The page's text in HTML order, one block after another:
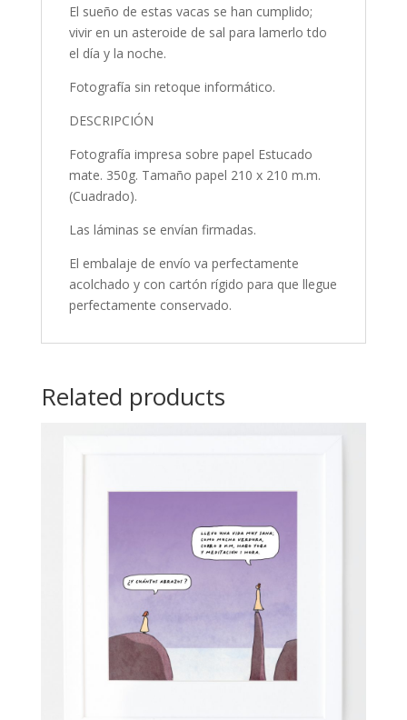
El sueño de estas vacas se han cumplido;
vivir en un asteroide de sal para lamerlo tdo
el día y la noche.
Fotografía sin retoque informático.
DESCRIPCIÓN
Fotografía impresa sobre papel Estucado
mate. 350g. Tamaño papel 210 x 210 m.m.
(Cuadrado).
Las láminas se envían firmadas.
El embalaje de envío va perfectamente
acolchado y con cartón rígido para que llegue
perfectamente conservado.
Related products